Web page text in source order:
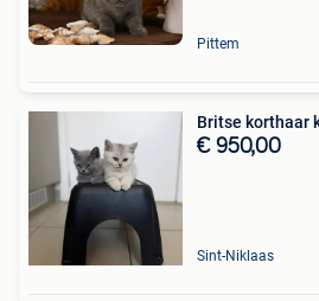
Pittem
Britse korthaar
€ 950,00
Sint-Niklaas